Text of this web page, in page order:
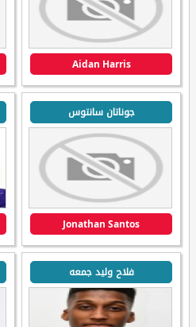
Aidan Harris
جوناتان سانتوس
Jonathan Santos
فلاح وليد جمعه